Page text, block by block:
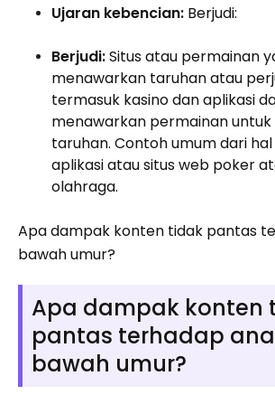
Ujaran kebencian: Berjudi:
Berjudi:Situs atau permainan
menawarkan taruhan atau
termasuk kasino dan aplikasi
menawarkan permainan
taruhan. Contoh umum dari
aplikasi atau situs web poker
olahraga.
Apa dampak konten tidak pantas
bawah umur?
Apa dampak konten
pantas terhadap
bawah umur?